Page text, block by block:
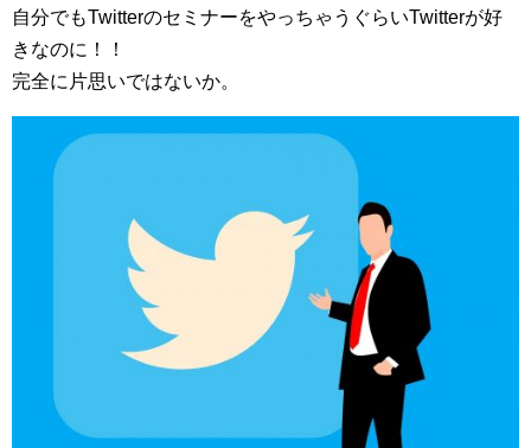
自分でもTwitterのセミナーをやっちゃうぐらいTwitterが好
きなのに！！
完全に片思いではないか。